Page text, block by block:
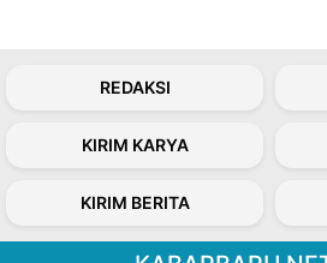
REDAKSI
KIRIM KARYA
KIRIM BERITA